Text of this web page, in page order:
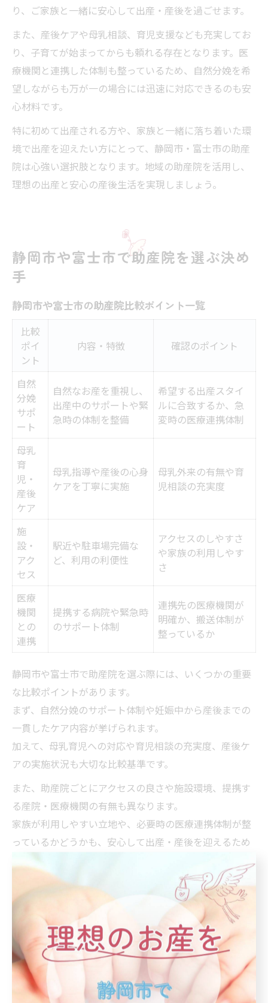
り、ご家族と一緒に安心して出産・産後を過ごせます。
また、産後ケアや母乳相談、育児支援なども充実してお
り、子育てが始まってからも頼れる存在となります。医
療機関と連携した体制も整っているため、自然分娩を希
望しながらも万が一の場合には迅速に対応できるのも安
心材料です。
特に初めて出産される方や、家族と一緒に落ち着いた環
境で出産を迎えたい方にとって、静岡市・富士市の助産
院は心強い選択肢となります。地域の助産院を活用し、
理想の出産と安心の産後生活を実現しましょう。
静岡市や富士市で助産院を選ぶ決め
手
静岡市や富士市の助産院比較ポイント一覧
比較
ポイ
ント
内容・特徴 確認のポイント
自然
分娩
サポ
ート
自然なお産を重視し、
出産中のサポートや緊
急時の体制を整備
希望する出産スタイ
ルに合致するか、急
変時の医療連携体制
母乳
育
児・
産後
ケア
母乳指導や産後の心身
ケアを丁寧に実施
母乳外来の有無や育
児相談の充実度
施
設・
アク
セス
駅近や駐車場完備な
ど、利用の利便性
アクセスのしやすさ
や家族の利用しやす
さ
医療
機関
との
連携
提携する病院や緊急時
のサポート体制
連携先の医療機関が
明確か、搬送体制が
整っているか
静岡市や富士市で助産院を選ぶ際には、いくつかの重要
な比較ポイントがあります。
まず、自然分娩のサポート体制や妊娠中から産後までの
一貫したケア内容が挙げられます。
加えて、母乳育児への対応や育児相談の充実度、産後ケ
アの実施状況も大切な比較基準です。
また、助産院ごとにアクセスの良さや施設環境、提携す
る産院・医療機関の有無も異なります。
家族が利用しやすい立地や、必要時の医療連携体制が整
っているかどうかも、安心して出産・産後を迎えるため
の大きなポイントとなります。
助産院選びに迷った時のチェックリスト
助産院選びに不安や迷いがある場合、具体的なチェック
リストに沿って検討するのがおすすめです。
まず、妊娠中・出産・産後までのサポート内容が十分
か、母乳外来や育児相談の有無、身体や心のケア体制が
充実しているかを確認しましょう。